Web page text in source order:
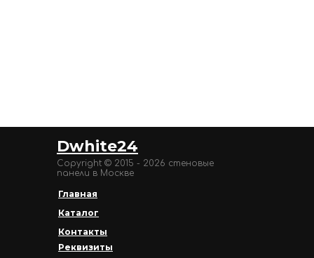
Главная
Каталог
Контакты
Реквизиты
Copyright © 2015 - 2026 стеновые
панели в Москве
Dwhite24